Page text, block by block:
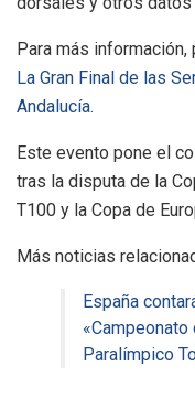
Para más
La Gran Final de las
Andalucía.
Este evento pone el
tras la disputa de la
T100 y la Copa de
Más noticias
España
Paralímpico